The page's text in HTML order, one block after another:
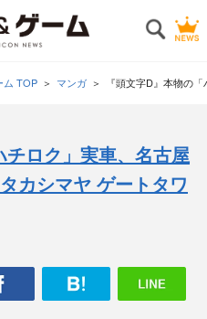
ム TOP マンガ 『頭文字D』本物の
チロク」実車、名古屋
カシマヤ ゲートタワ